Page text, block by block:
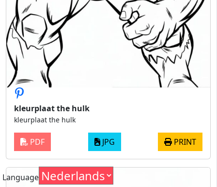
kleurplaat the hulk
kleurplaat the hulk
PDF JPG PRINT
Language